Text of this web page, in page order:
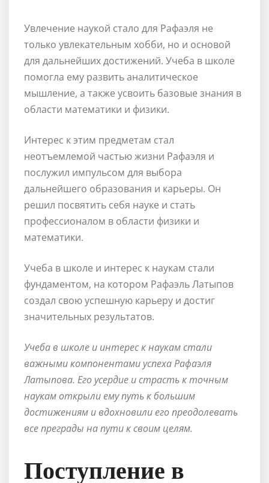
Увлечение наукой стало для Рафаэля не
только увлекательным хобби, но и основой
для дальнейших достижений. Учеба в школе
помогла ему развить аналитическое
мышление, а также усвоить базовые знания в
области математики и физики.
Интерес к этим предметам стал
неотъемлемой частью жизни Рафаэля и
послужил импульсом для выбора
дальнейшего образования и карьеры. Он
решил посвятить себя науке и стать
профессионалом в области физики и
математики.
Учеба в школе и интерес к наукам стали
фундаментом, на котором Рафаэль Латыпов
создал свою успешную карьеру и достиг
значительных результатов.
Учеба в школе и интерес к наукам стали
важными компонентами успеха Рафаэля
Латыпова. Его усердие и страсть к точным
наукам открыли ему путь к большим
достижениям и вдохновили его преодолевать
все преграды на пути к своим целям.
Поступление в